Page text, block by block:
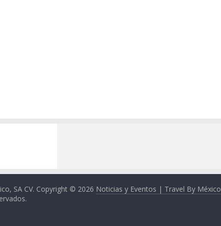
SA CV. Copyright © 2026 Noticias y Eventos | Travel By México